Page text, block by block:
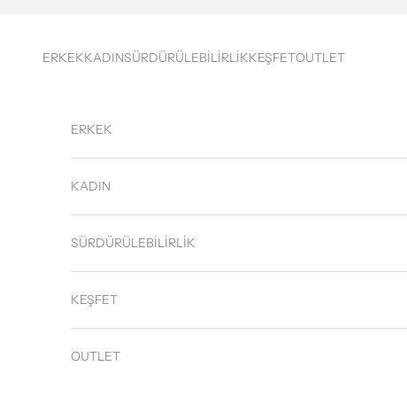
ERKEKKADINSÜRDÜRÜLEBİLİRLİKKEŞFETOUTLET
ERKEK
KADIN
SÜRDÜRÜLEBİLİRLİK
KEŞFET
OUTLET